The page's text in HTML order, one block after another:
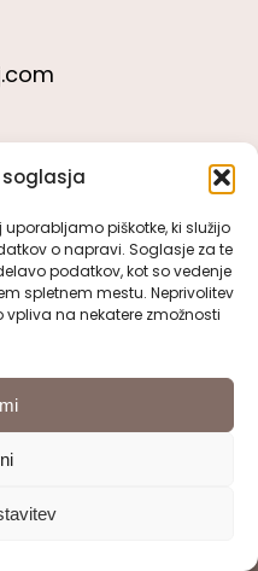
piškotke, ki služijo
o napravi. Soglasje za te
podatkov, kot so vedenje
spletnem mestu. Neprivolitev
na nekatere zmožnosti